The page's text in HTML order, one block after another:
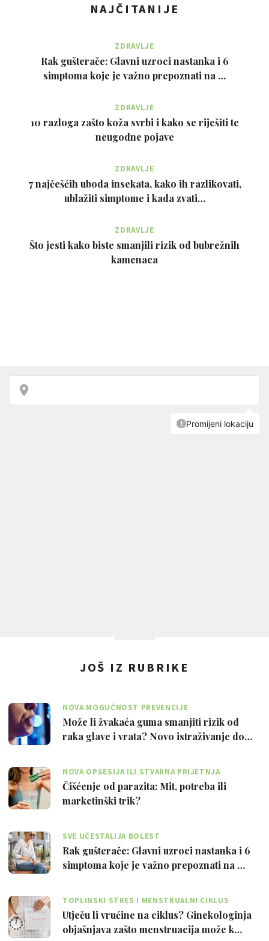
NAJČITANIJE
ZDRAVLJE
Rak gušterače: Glavni uzroci nastanka i 6
simptoma koje je važno prepoznati na …
ZDRAVLJE
10 razloga zašto koža svrbi i kako se riješiti te
neugodne pojave
ZDRAVLJE
7 najčešćih uboda insekata, kako ih razlikovati,
ublažiti simptome i kada zvati…
ZDRAVLJE
Što jesti kako biste smanjili rizik od bubrežnih
kamenaca
JOŠ IZ RUBRIKE
NOVA MOGUĆNOST PREVENCIJE
Može li žvakaća guma smanjiti rizik od
raka glave i vrata? Novo istraživanje do…
NOVA OPSESIJA ILI STVARNA PRIJETNJA
Čišćenje od parazita: Mit, potreba ili
marketinški trik?
SVE UČESTALIJA BOLEST
Rak gušterače: Glavni uzroci nastanka i 6
simptoma koje je važno prepoznati na …
TOPLINSKI STRES I MENSTRUALNI CIKLUS
Utječu li vrućine na ciklus? Ginekologinja
objašnjava zašto menstruacija može k…